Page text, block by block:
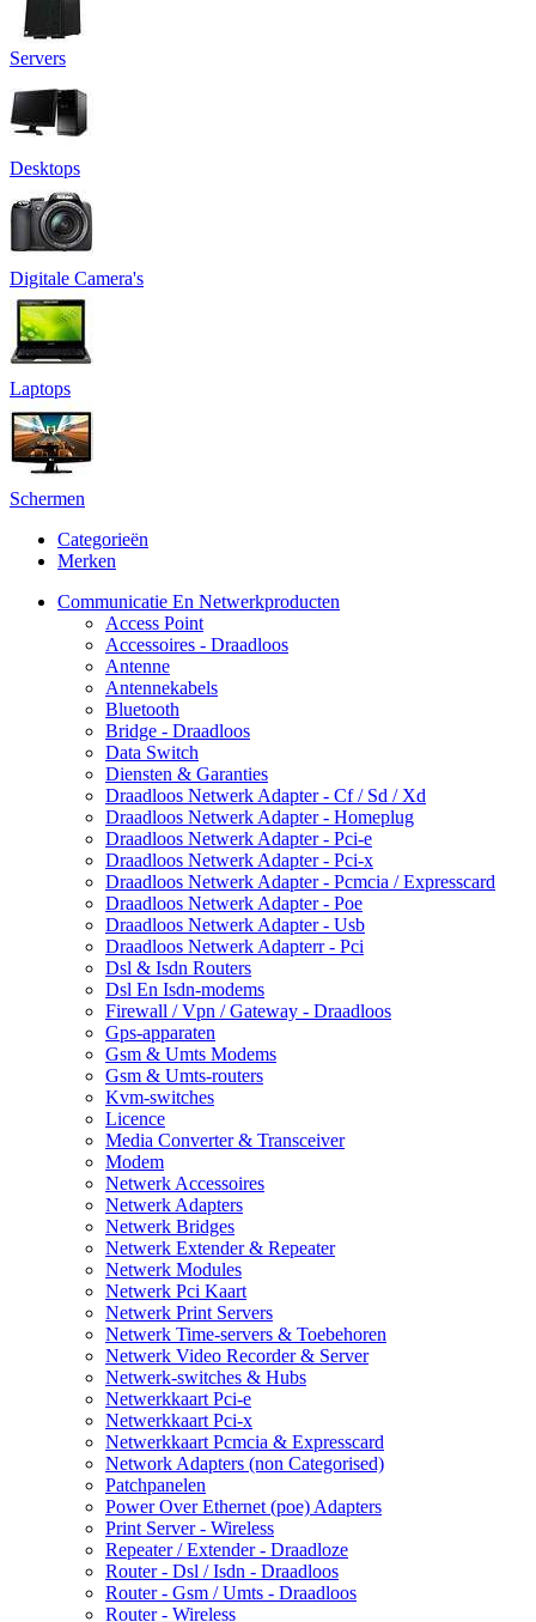
Servers
Desktops
Digitale Camera's
Laptops
Schermen
Categorieën
Merken
Communicatie En Netwerkproducten
Access Point
Accessoires - Draadloos
Antenne
Antennekabels
Bluetooth
Bridge - Draadloos
Data Switch
Diensten & Garanties
Draadloos Netwerk Adapter - Cf / Sd / Xd
Draadloos Netwerk Adapter - Homeplug
Draadloos Netwerk Adapter - Pci-e
Draadloos Netwerk Adapter - Pci-x
Draadloos Netwerk Adapter - Pcmcia / Expresscard
Draadloos Netwerk Adapter - Poe
Draadloos Netwerk Adapter - Usb
Draadloos Netwerk Adapterr - Pci
Dsl & Isdn Routers
Dsl En Isdn-modems
Firewall / Vpn / Gateway - Draadloos
Gps-apparaten
Gsm & Umts Modems
Gsm & Umts-routers
Kvm-switches
Licence
Media Converter & Transceiver
Modem
Netwerk Accessoires
Netwerk Adapters
Netwerk Bridges
Netwerk Extender & Repeater
Netwerk Modules
Netwerk Pci Kaart
Netwerk Print Servers
Netwerk Time-servers & Toebehoren
Netwerk Video Recorder & Server
Netwerk-switches & Hubs
Netwerkkaart Pci-e
Netwerkkaart Pci-x
Netwerkkaart Pcmcia & Expresscard
Network Adapters (non Categorised)
Patchpanelen
Power Over Ethernet (poe) Adapters
Print Server - Wireless
Repeater / Extender - Draadloze
Router - Dsl / Isdn - Draadloos
Router - Gsm / Umts - Draadloos
Router - Wireless